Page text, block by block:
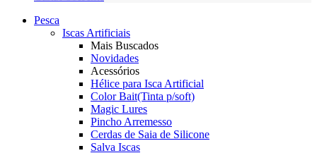
Pesca
Iscas Artificiais
Mais Buscados
Novidades
Acessórios
Hélice para Isca Artificial
Color Bait(Tinta p/soft)
Magic Lures
Pincho Arremesso
Cerdas de Saia de Silicone
Salva Iscas